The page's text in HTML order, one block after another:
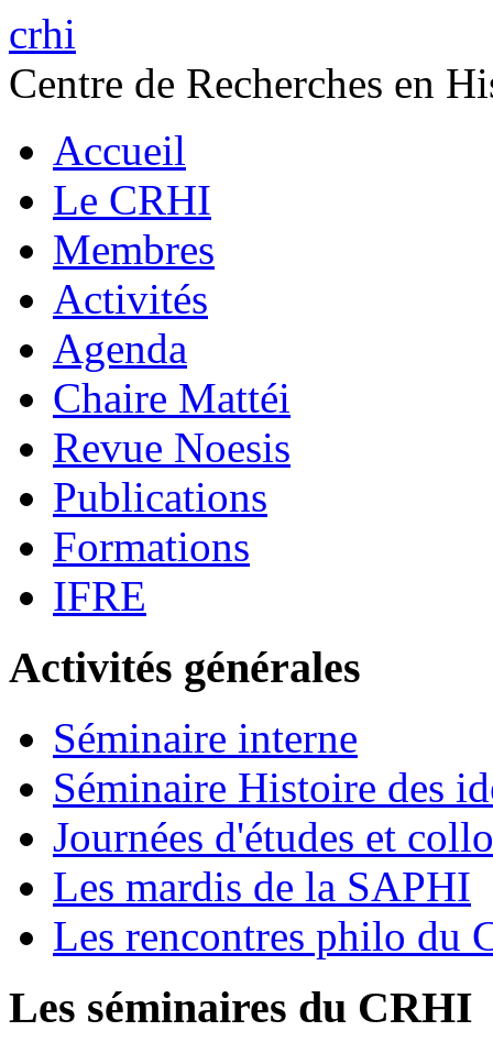
crhi
Centre de Recherches en
Accueil
Le CRHI
Membres
Activités
Agenda
Chaire Mattéi
Revue Noesis
Publications
Formations
IFRE
Activités générales
Séminaire interne
Séminaire Histoire des
Journées d'études et
Les mardis de la SAPHI
Les rencontres philo du
Les séminaires du CRHI